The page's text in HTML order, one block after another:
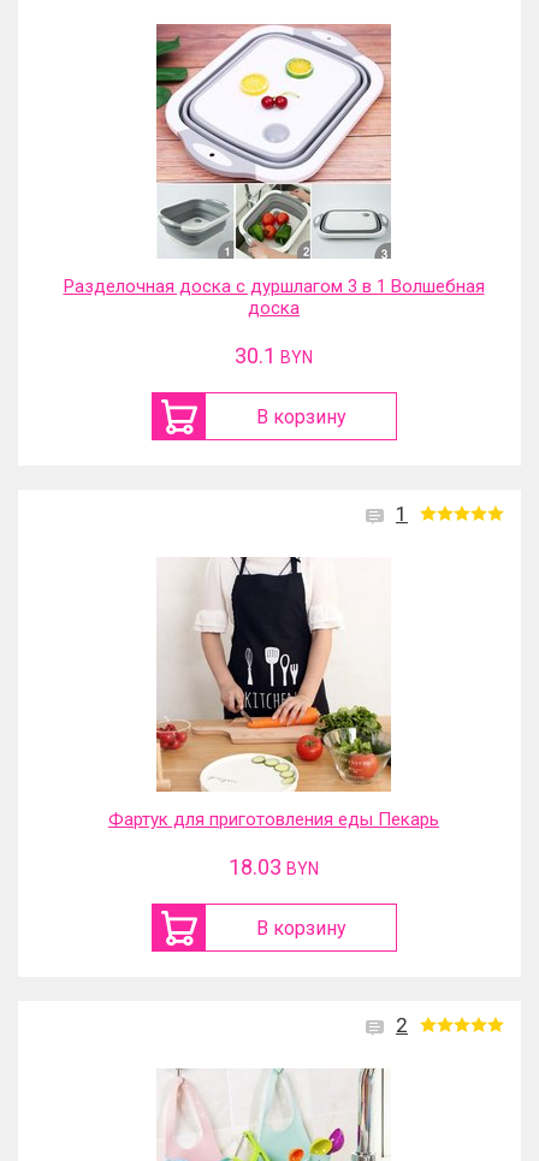
Разделочная доска с дуршлагом 3 в 1 Волшебная
доска
30.1 BYN
В корзину
1
Фартук для приготовления еды Пекарь
18.03 BYN
В корзину
2